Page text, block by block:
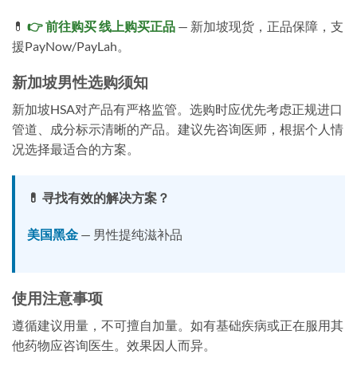
💊 👉 前往购买 线上购买正品 — 新加坡现货，正品保障，支
援PayNow/PayLah。
新加坡男性选购须知
新加坡HSA对产品有严格监管。选购时应优先考虑正规进口
管道、成分标示清晰的产品。建议先咨询医师，根据个人情
况选择最适合的方案。
💊 寻找有效的解决方案？
美国黑金 — 男性提纯滋补品
使用注意事项
遵循建议用量，不可擅自加量。如有基础疾病或正在服用其
他药物应咨询医生。效果因人而异。